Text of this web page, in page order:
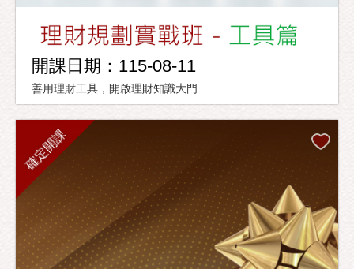
開課日期：115-08-11
善用理財工具，開啟理財知識大門
確定開課